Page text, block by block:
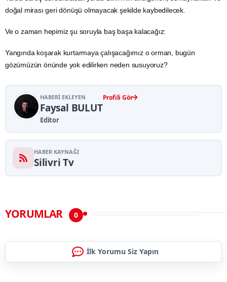
doğal mirası geri dönüşü olmayacak şekilde kaybedilecek.
Ve o zaman hepimiz şu soruyla baş başa kalacağız:
Yangında koşarak kurtarmaya çalışacağımız o orman, bugün
gözümüzün önünde yok edilirken neden susuyoruz?
HABERI EKLEYEN
Faysal BULUT
Editor
Profili Gör
HABER KAYNAĞI
Silivri Tv
YORUMLAR 0
İlk Yorumu Siz Yapın